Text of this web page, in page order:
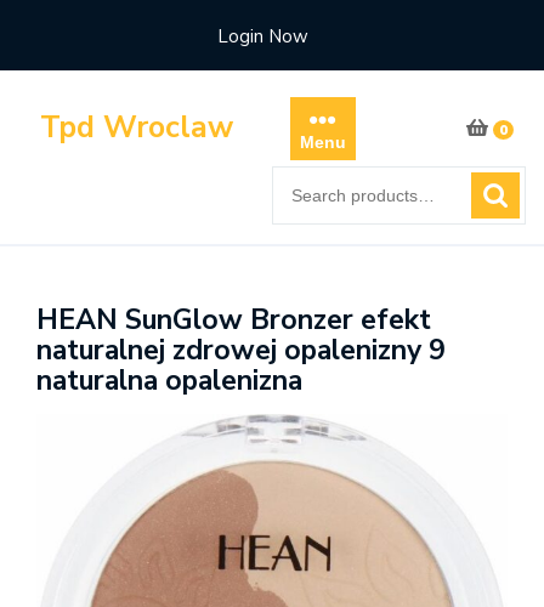
content
Login Now
Tpd Wroclaw Menu
0
for:
HEAN SunGlow Bronzer efekt
naturalnej zdrowej opalenizny 9
naturalna opalenizna